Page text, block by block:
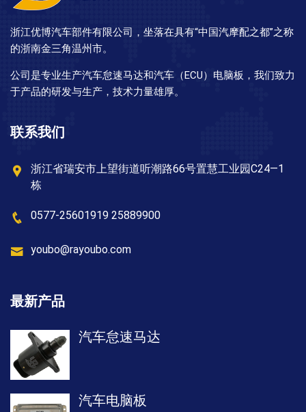
浙江优博汽车部件有限公司，坐落在具有“中国汽摩配之都”之称
的浙南金三角温州市。
公司是专业生产汽车怠速马达和汽车（ECU）电脑板，我们致力
于产品的研发与生产，技术力量雄厚。
联系我们
浙江省瑞安市上望街道听潮路66号置慧工业园C24—1
栋
0577-25601919 25889900
youbo@rayoubo.com
最新产品
汽车怠速马达
汽车电脑板